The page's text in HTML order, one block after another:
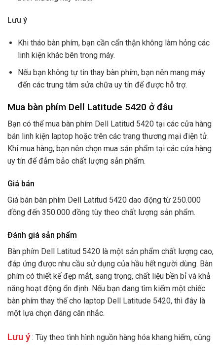
Lưu ý
Khi tháo bàn phím, bạn cần cẩn thận không làm hỏng các
linh kiện khác bên trong máy.
Nếu bạn không tự tin thay bàn phím, bạn nên mang máy
đến các trung tâm sửa chữa uy tín để được hỗ trợ.
Mua bàn phím Dell Latitude 5420 ở đâu
Bạn có thể mua bàn phím Dell Latitud 5420 tại các cửa hàng
bán linh kiện laptop hoặc trên các trang thương mại điện tử.
Khi mua hàng, bạn nên chọn mua sản phẩm tại các cửa hàng
uy tín để đảm bảo chất lượng sản phẩm.
Giá bán
Giá bán bàn phím Dell Latitud 5420 dao động từ 250.000
đồng đến 350.000 đồng tùy theo chất lượng sản phẩm.
Đánh giá sản phẩm
Bàn phím Dell Latitud 5420 là một sản phẩm chất lượng cao,
đáp ứng được nhu cầu sử dụng của hầu hết người dùng. Bàn
phím có thiết kế đẹp mắt, sang trọng, chất liệu bền bỉ và khả
năng hoạt động ổn định. Nếu bạn đang tìm kiếm một chiếc
bàn phím thay thế cho laptop Dell Latitude 5420, thì đây là
một lựa chọn đáng cân nhắc.
Lưu ý: Tùy theo tình hình nguồn hàng hóa khang hiếm, cũng